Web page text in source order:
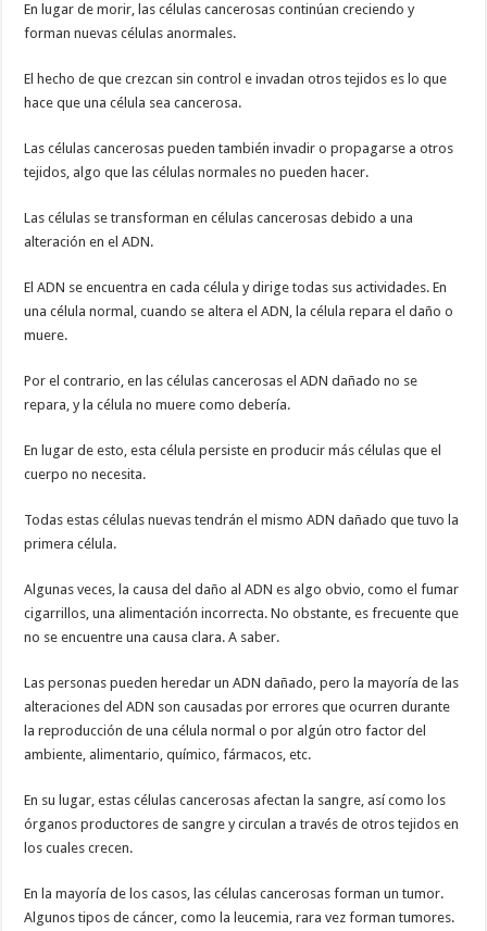
En lugar de morir, las células cancerosas continúan creciendo y
forman nuevas células anormales.
El hecho de que crezcan sin control e invadan otros tejidos es lo que
hace que una célula sea cancerosa.
Las células cancerosas pueden también invadir o propagarse a otros
tejidos, algo que las células normales no pueden hacer.
Las células se transforman en células cancerosas debido a una
alteración en el ADN.
El ADN se encuentra en cada célula y dirige todas sus actividades. En
una célula normal, cuando se altera el ADN, la célula repara el daño o
muere.
Por el contrario, en las células cancerosas el ADN dañado no se
repara, y la célula no muere como debería.
En lugar de esto, esta célula persiste en producir más células que el
cuerpo no necesita.
Todas estas células nuevas tendrán el mismo ADN dañado que tuvo la
primera célula.
Algunas veces, la causa del daño al ADN es algo obvio, como el fumar
cigarrillos, una alimentación incorrecta. No obstante, es frecuente que
no se encuentre una causa clara. A saber.
Las personas pueden heredar un ADN dañado, pero la mayoría de las
alteraciones del ADN son causadas por errores que ocurren durante
la reproducción de una célula normal o por algún otro factor del
ambiente, alimentario, químico, fármacos, etc.
En su lugar, estas células cancerosas afectan la sangre, así como los
órganos productores de sangre y circulan a través de otros tejidos en
los cuales crecen.
En la mayoría de los casos, las células cancerosas forman un tumor.
Algunos tipos de cáncer, como la leucemia, rara vez forman tumores.